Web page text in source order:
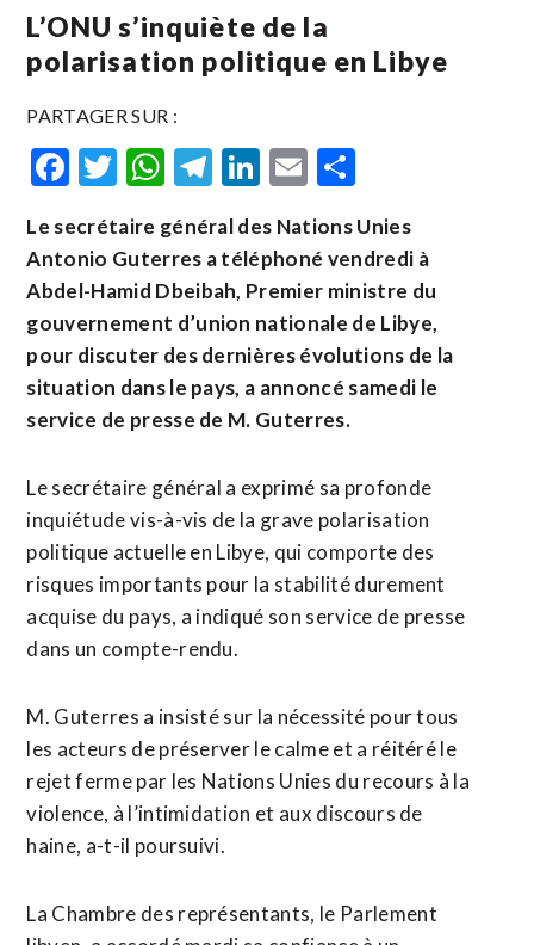
L’ONU s’inquiète de la
polarisation politique en Libye
PARTAGER SUR :
Facebook
Twitter
WhatsApp
Telegram
LinkedIn
Email
Le secrétaire général des Nations Unies
Antonio Guterres a téléphoné vendredi à
Abdel-Hamid Dbeibah, Premier ministre du
gouvernement d’union nationale de Libye,
pour discuter des dernières évolutions de la
situation dans le pays, a annoncé samedi le
service de presse de M. Guterres.
Le secrétaire général a exprimé sa profonde
inquiétude vis-à-vis de la grave polarisation
politique actuelle en Libye, qui comporte des
risques importants pour la stabilité durement
acquise du pays, a indiqué son service de presse
dans un compte-rendu.
M. Guterres a insisté sur la nécessité pour tous
les acteurs de préserver le calme et a réitéré le
rejet ferme par les Nations Unies du recours à la
violence, à l’intimidation et aux discours de
haine, a-t-il poursuivi.
La Chambre des représentants, le Parlement